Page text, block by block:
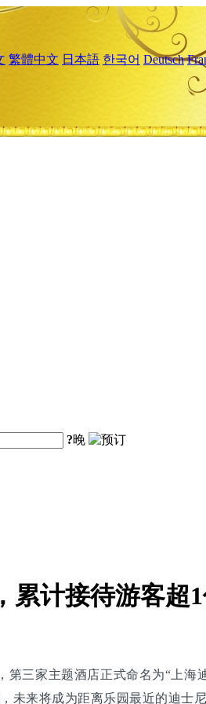
繁體中文 日本語 한국어 Deutsch
?晚
累计接待游客超
三家主题酒店正式命名为“上
未来将成为距离乐园最近的迪士尼